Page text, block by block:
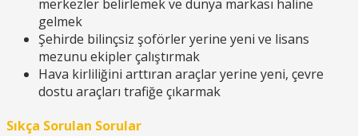
merkezler belirlemek ve dünya markası haline
gelmek
Şehirde bilinçsiz şoförler yerine yeni ve lisans
mezunu ekipler çalıştırmak
Hava kirliliğini arttıran araçlar yerine yeni, çevre
dostu araçları trafiğe çıkarmak
Sıkça Sorulan Sorular